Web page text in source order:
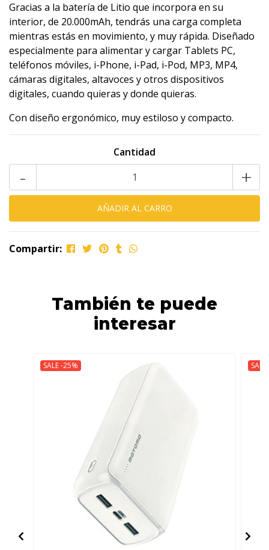
Gracias a la batería de Litio que incorpora en su
interior, de 20.000mAh, tendrás una carga completa
mientras estás en movimiento, y muy rápida. Diseñado
especialmente para alimentar y cargar Tablets PC,
teléfonos móviles, i-Phone, i-Pad, i-Pod, MP3, MP4,
cámaras digitales, altavoces y otros dispositivos
digitales, cuando quieras y donde quieras.
Con diseño ergonómico, muy estiloso y compacto.
Cantidad
+
-
Compartir:
También te puede
interesar
SALE -25%